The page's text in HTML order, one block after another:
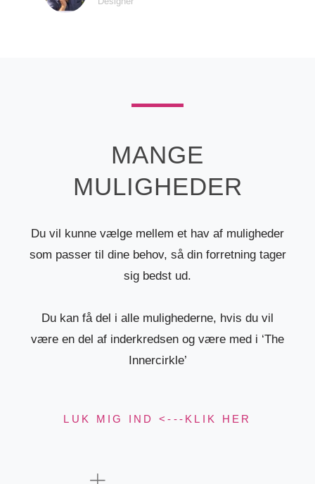
MANGE
MULIGHEDER
Du vil kunne vælge mellem et hav af muligheder
som passer til dine behov, så din forretning tager
sig bedst ud.
Du kan få del i alle mulighederne, hvis du vil
være en del af inderkredsen og være med i ‘The
Innercirkle’
LUK MIG IND <---KLIK HER